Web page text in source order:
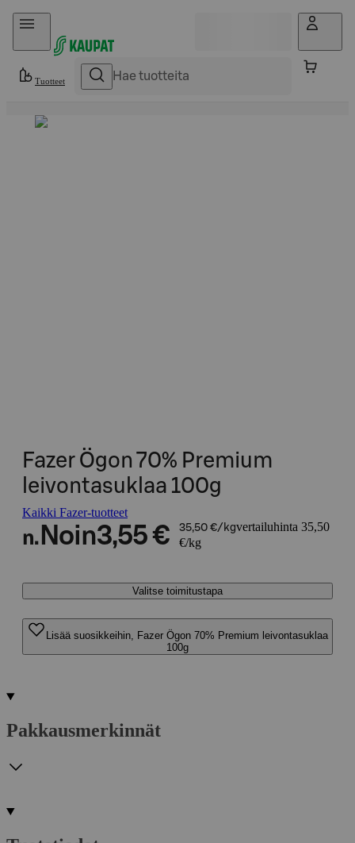
Hyppää sisältöön
Tuotteet
Fazer Ögon 70% Premium
leivontasuklaa 100g
Kaikki Fazer-tuotteet
n. Noin3,55 € 35,50 €/kgvertailuhinta 35,50
€/kg
Valitse toimitustapa
Lisää suosikkeihin, Fazer Ögon 70% Premium leivontasuklaa
100g
Pakkausmerkinnät